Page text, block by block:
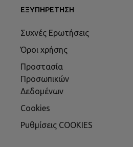
ΕΞΥΠΗΡΈΤΗΣΗ
Συχνές Ερωτήσεις
Όροι χρήσης
Προστασία
Προσωπικών
Δεδομένων
Cookies
Ρυθμίσεις COOKIES